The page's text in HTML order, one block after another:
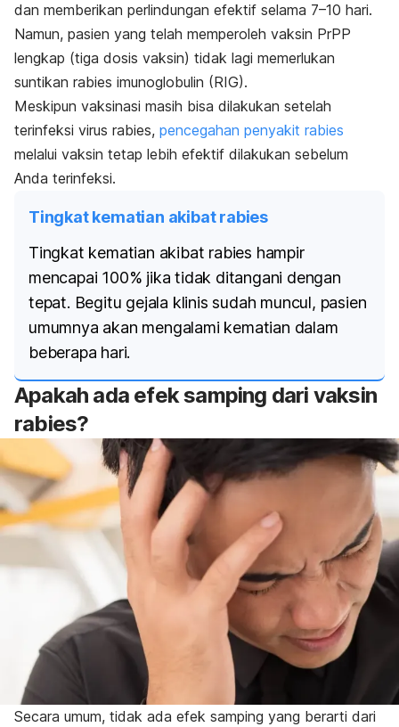
dan memberikan perlindungan efektif selama 7–10 hari.
Namun, pasien yang telah memperoleh vaksin PrPP
lengkap (tiga dosis vaksin) tidak lagi memerlukan
suntikan rabies imunoglobulin (RIG).
Meskipun vaksinasi masih bisa dilakukan setelah
terinfeksi virus rabies, pencegahan penyakit rabies
melalui vaksin tetap lebih efektif dilakukan sebelum
Anda terinfeksi.
Tingkat kematian akibat rabies
Tingkat kematian akibat rabies hampir
mencapai 100% jika tidak ditangani dengan
tepat. Begitu gejala klinis sudah muncul, pasien
umumnya akan mengalami kematian dalam
beberapa hari.
Apakah ada efek samping dari vaksin
rabies?
Secara umum, tidak ada efek samping yang berarti dari